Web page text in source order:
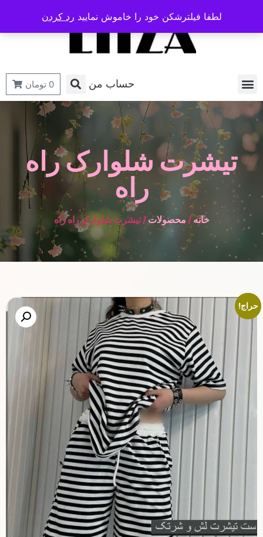
حساب من 0 تومان
تیشرت شلوارک راه
راه
خانه/محصولات/ تیشرت شلوارک راه راه
حراج!
لطفا فیلترشکن خود را خاموش نمایید رد کردن